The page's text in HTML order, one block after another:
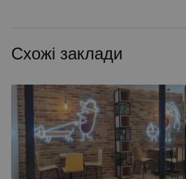
Схожі заклади